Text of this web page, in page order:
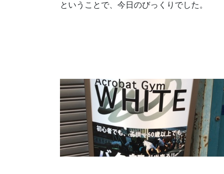
ということで、今日のびっくりでした。